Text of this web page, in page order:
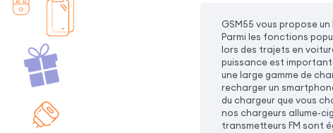
GSM55 vous propose
Parmi les fonctions
lors des trajets en
puissance est
une large gamme de
recharger un
du chargeur que vous
nos chargeurs allume-
transmetteurs FM sont